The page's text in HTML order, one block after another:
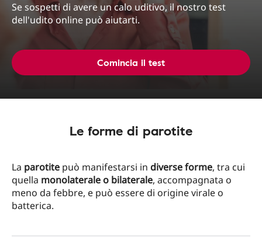
Se sospetti di avere un calo uditivo, il nostro test
dell'udito online può aiutarti.
Comincia il test
Le forme di parotite
La parotite può manifestarsi in diverse forme, tra cui
quella monolaterale o bilaterale, accompagnata o
meno da febbre, e può essere di origine virale o
batterica.